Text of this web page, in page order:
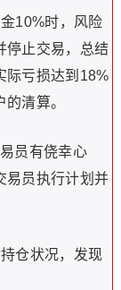
10%时，风险
停止交易，总结
际亏损达到18%
清算。
员有侥幸心
易员执行计划并
仓状况，发现